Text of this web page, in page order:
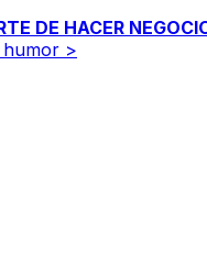
DE HACER
humor >